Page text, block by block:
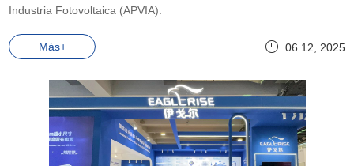
Industria Fotovoltaica (APVIA).
Más+ 06 12, 2025